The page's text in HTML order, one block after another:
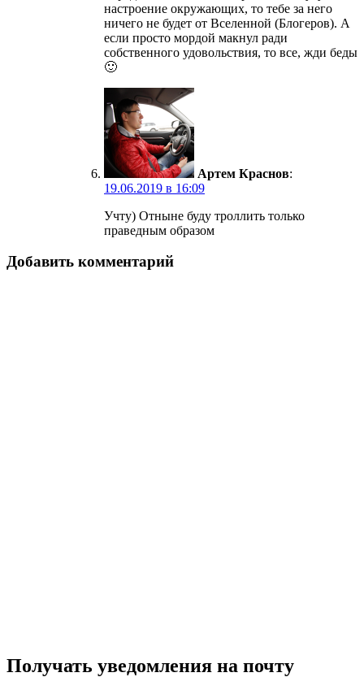
настроение окружающих, то тебе за него
ничего не будет от Вселенной (Блогеров). А
если просто мордой макнул ради
собственного удовольствия, то все, жди беды
🙂
Артем Краснов:
19.06.2019 в 16:09
Учту) Отныне буду троллить только
праведным образом
Добавить комментарий
Получать уведомления на почту